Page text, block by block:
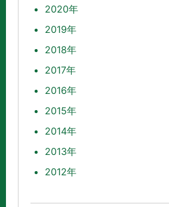
2020年
2019年
2018年
2017年
2016年
2015年
2014年
2013年
2012年